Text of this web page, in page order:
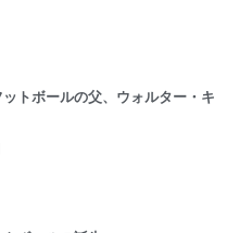
トボールの父、ウォルター・キ